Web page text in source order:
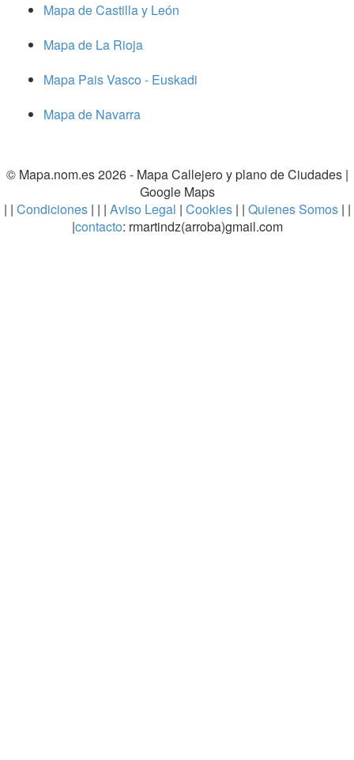
Mapa de Castilla y León
Mapa de La Rioja
Mapa Pais Vasco - Euskadi
Mapa de Navarra
© Mapa.nom.es 2026 - Mapa Callejero y plano de Ciudades|
Google Maps
| | Condiciones| | | Aviso Legal | Cookies | | Quienes Somos | |
|contacto: rmartindz(arroba)gmail.com